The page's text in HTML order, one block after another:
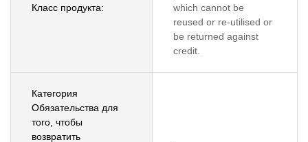
Класс продукта:
which cannot be
reused or re-utilised or
be returned against
credit.
Категория
Обязательства для
того, чтобы
возвратить